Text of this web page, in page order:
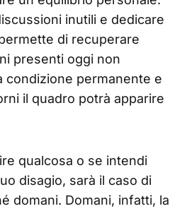
inutili e dedicare
di recuperare
presenti oggi non
condizione permanente e
il quadro potrà apparire
qualcosa o se intendi
disagio, sarà il caso di
domani. Domani, infatti, la